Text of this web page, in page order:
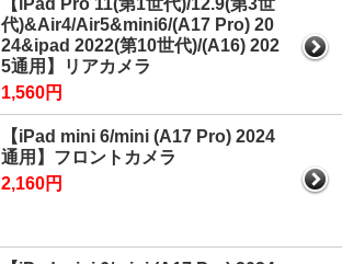
【iPad Pro 11(第1世代)/12.9(第3世
代)&Air4/Air5&mini6/(A17 Pro) 20
24&ipad 2022(第10世代)/(A16) 202
5通用】リアカメラ
1,560円
【iPad mini 6/mini (A17 Pro) 2024
通用】フロントカメラ
2,160円